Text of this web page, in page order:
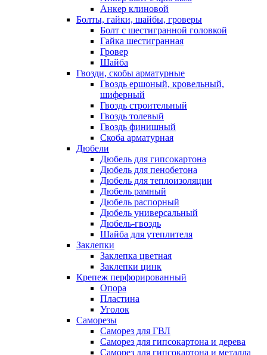
Анкер клиновой
Болты, гайки, шайбы, гроверы
Болт c шестигранной головкой
Гайка шестигранная
Гровер
Шайба
Гвозди, скобы арматурные
Гвоздь ершоный, кровельный,
шиферный
Гвоздь строительный
Гвоздь толевый
Гвоздь финишный
Скоба арматурная
Дюбели
Дюбель для гипсокартона
Дюбель для пенобетона
Дюбель для теплоизоляции
Дюбель рамный
Дюбель распорный
Дюбель универсальный
Дюбель-гвоздь
Шайба для утеплителя
Заклепки
Заклепка цветная
Заклепки цинк
Крепеж перфорированный
Опора
Пластина
Уголок
Саморезы
Саморез для ГВЛ
Саморез для гипсокартона и дерева
Саморез для гипсокартона и металла